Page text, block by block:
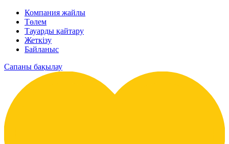
Компания жайлы
Төлем
Тауарды қайтару
Жеткізу
Байланыс
Сапаны бақылау